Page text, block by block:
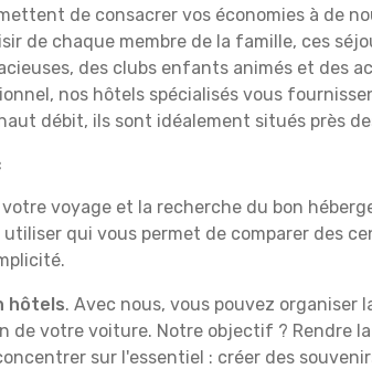
de consacrer vos économies à de
de chaque membre de la famille, ces
des clubs enfants animés et des
nos hôtels spécialisés vous
débit, ils sont idéalement situés près
voyage et la recherche du bon
qui vous permet de comparer des
hôtels. Avec nous, vous pouvez
de votre voiture. Notre objectif ? Rendre
sur l'essentiel : créer des